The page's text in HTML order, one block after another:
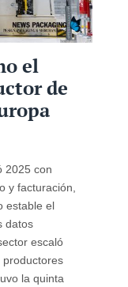
el
de
2025 con
y facturación,
estable el
datos
escaló
productores
la quinta